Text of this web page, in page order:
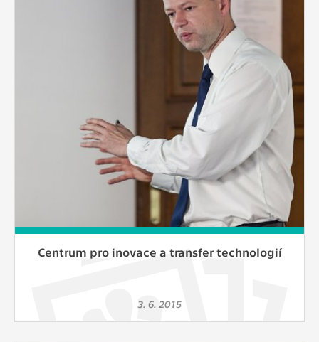
Centrum pro inovace a transfer technologií
3. 6. 2015